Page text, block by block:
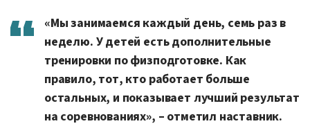
«Мы занимаемся каждый день, семь раз в
неделю. У детей есть дополнительные
тренировки по физподготовке. Как
правило, тот, кто работает больше
остальных, и показывает лучший результат
на соревнованиях», – отметил наставник.